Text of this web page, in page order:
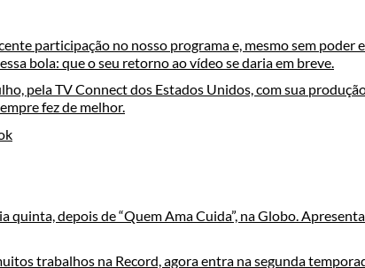
participação no nosso programa e, mesmo sem poder
bola: que o seu retorno ao vídeo se daria em breve.
pela TV Connect dos Estados Unidos, com sua
fez de melhor.
quinta, depois de “Quem Ama Cuida”, na Globo.
trabalhos na Record, agora entra na segunda